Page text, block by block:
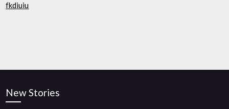
fkdiuiu
New Stories